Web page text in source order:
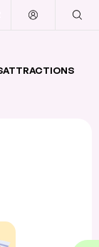
ATTRACTIONS